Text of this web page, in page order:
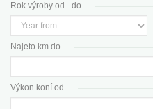
Rok výroby od - do
Najeto km do
Výkon koní od